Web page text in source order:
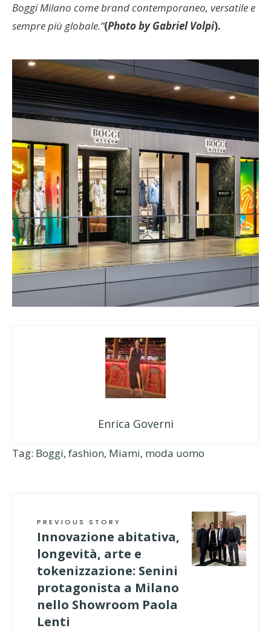
Boggi Milano come brand contemporaneo, versatile e
sempre più globale.”(Photo by Gabriel Volpi).
Enrica Governi
Tag: Boggi, fashion, Miami, moda uomo
PREVIOUS STORY
Innovazione abitativa,
longevità, arte e
tokenizzazione: Senini
protagonista a Milano
nello Showroom Paola
Lenti